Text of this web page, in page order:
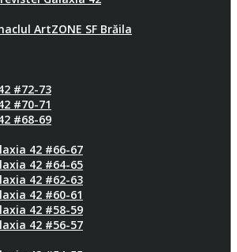
ArtZONE SF Brăila
#72-73
#70-71
#68-69
42 #66-67
42 #64-65
42 #62-63
42 #60-61
42 #58-59
42 #56-57